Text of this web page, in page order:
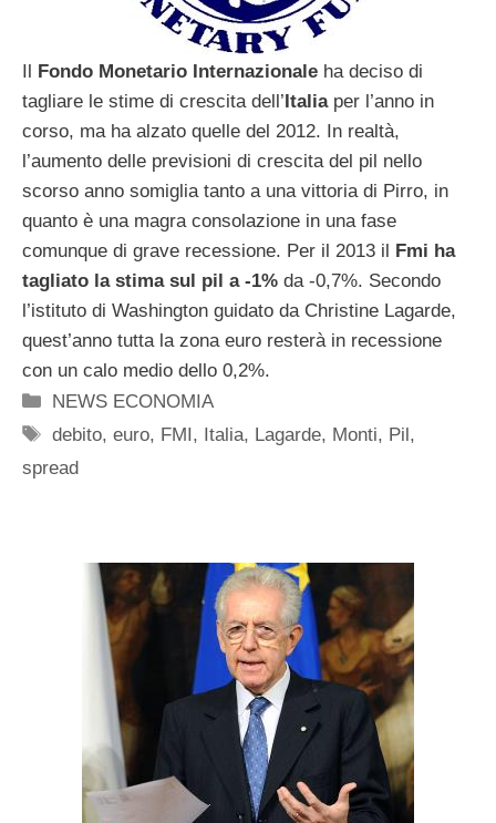
Il Fondo Monetario Internazionale ha deciso di
tagliare le stime di crescita dell’Italiaper l’anno in
corso, ma ha alzato quelle del 2012. In realtà,
l’aumento delle previsioni di crescita del pil nello
scorso anno somiglia tanto a una vittoria di Pirro, in
quanto è una magra consolazione in una fase
comunque di grave recessione. Per il 2013 il Fmi ha
tagliato la stima sul pil a -1% da -0,7%. Secondo
l’istituto di Washington guidato da Christine Lagarde,
quest’anno tutta la zona euro resterà in recessione
con un calo medio dello 0,2%.
Categorie
NEWS ECONOMIA
Tag
debito,euro, FMI, Italia, Lagarde, Monti, Pil,
spread